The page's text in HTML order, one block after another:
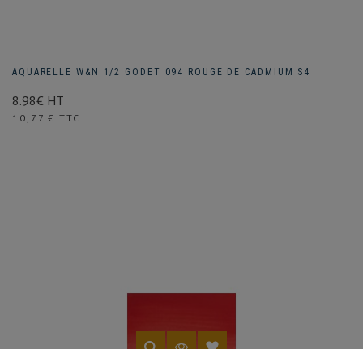
AQUARELLE W&N 1/2 GODET 094 ROUGE DE CADMIUM S4
8.98€ HT
Prix
10,77 € TTC